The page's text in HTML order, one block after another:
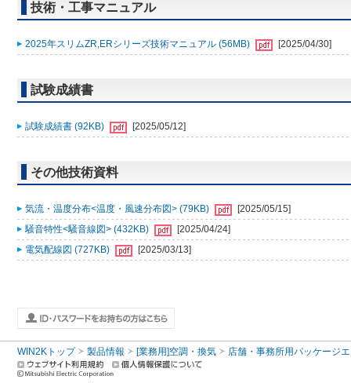
技術・工事マニュアル
2025年スリムZR,ERシリーズ技術マニュアル (56MB) [2025/04/30]
試験成績書
試験成績書 (92KB) [2025/05/12]
その他技術資料
気流・温度分布<温度・風速分布図> (79KB)
[2025/05/15]
騒音特性<騒音線図> (432KB)
[2025/04/24]
電気配線図 (727KB)
[2025/03/13]
WIN2Kトップ 製品情報 [業務用]空調・換気 店舗・事務所用パッケージ